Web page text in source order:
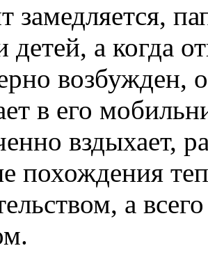
замедляется,
детей, а когда
возбужден,
в его
вздыхает,
похождения
а